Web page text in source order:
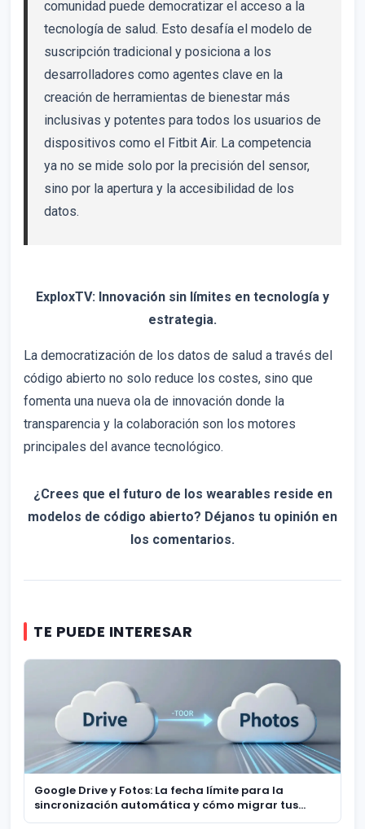
comunidad puede democratizar el acceso a la
tecnología de salud. Esto desafía el modelo de
suscripción tradicional y posiciona a los
desarrolladores como agentes clave en la
creación de herramientas de bienestar más
inclusivas y potentes para todos los usuarios de
dispositivos como el Fitbit Air. La competencia
ya no se mide solo por la precisión del sensor,
sino por la apertura y la accesibilidad de los
datos.
ExploxTV: Innovación sin límites en tecnología y
estrategia.
La democratización de los datos de salud a través del
código abierto no solo reduce los costes, sino que
fomenta una nueva ola de innovación donde la
transparencia y la colaboración son los motores
principales del avance tecnológico.
¿Crees que el futuro de los wearables reside en
modelos de código abierto? Déjanos tu opinión en
los comentarios.
TE PUEDE INTERESAR
Google Drive y Fotos: La fecha límite para la
sincronización automática y cómo migrar tus
recuerdos